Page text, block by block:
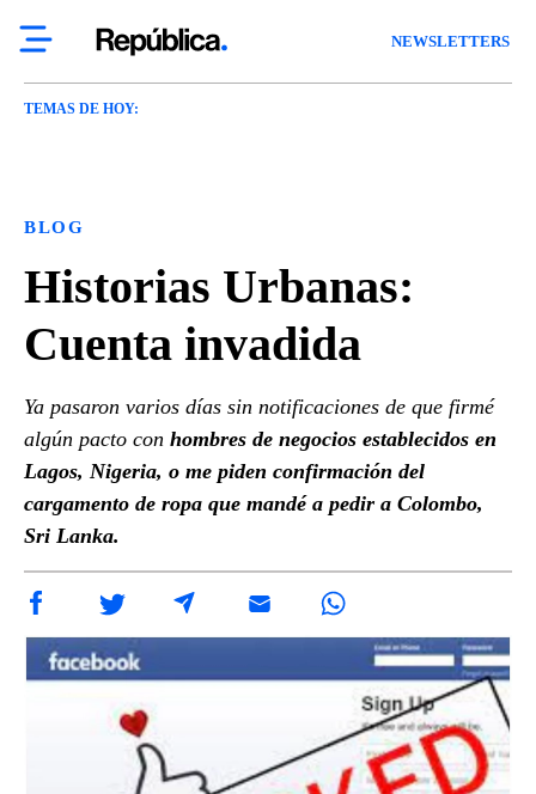
NEWSLETTERS
TEMAS DE HOY:
BLOG
Historias Urbanas:
Cuenta invadida
Ya pasaron varios días sin notificaciones de que firmé
algún pacto con hombres de negocios establecidos en
Lagos, Nigeria, o me piden confirmación del
cargamento de ropa que mandé a pedir a Colombo,
Sri Lanka.